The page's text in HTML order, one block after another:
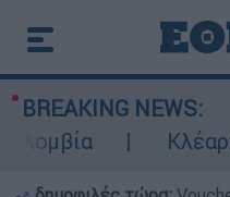
BREAKING NEWS:
Κλέαρχος